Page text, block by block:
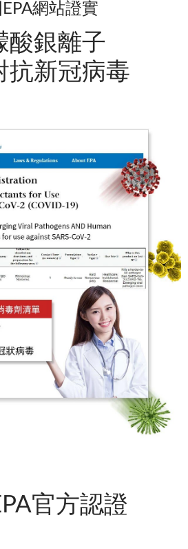
網站證實
酸銀離子
抗新冠病毒
官方認證